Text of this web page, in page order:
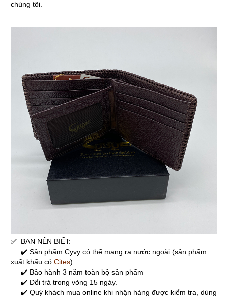
chúng tôi.
✅ BẠN NÊN BIẾT:
✔️ Sản phẩm Cyvy có thể mang ra nước ngoài (sản phẩm
xuất khẩu có Cites)
✔️ Bảo hành 3 năm toàn bộ sản phẩm
✔️ Đổi trả trong vòng 15 ngày.
✔️ Quý khách mua online khi nhận hàng được kiểm tra, dùng